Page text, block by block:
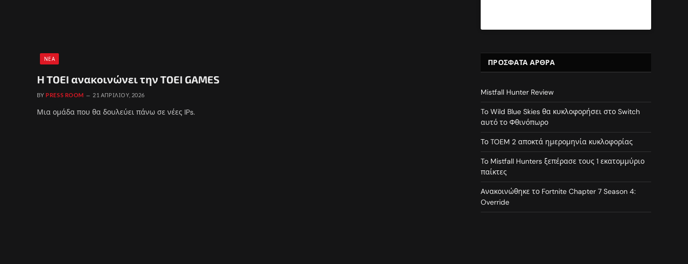
ΝΈΑ
Η TOEI ανακοινώνει την TOEI GAMES
BY PRESS ROOM 21 ΑΠΡΙΛΊΟΥ, 2026
Μια ομάδα που θα δουλεύει πάνω σε νέες IPs.
ΠΡΌΣΦΑΤΑ ΆΡΘΡΑ
Mistfall Hunter Review
To Wild Blue Skies θα κυκλοφορήσει στο Switch
αυτό το Φθινόπωρο
Το TOEM 2 αποκτά ημερομηνία κυκλοφορίας
To Mistfall Hunters ξεπέρασε τους 1 εκατομμύριο
παίκτες
Ανακοινώθηκε το Fortnite Chapter 7 Season 4:
Override